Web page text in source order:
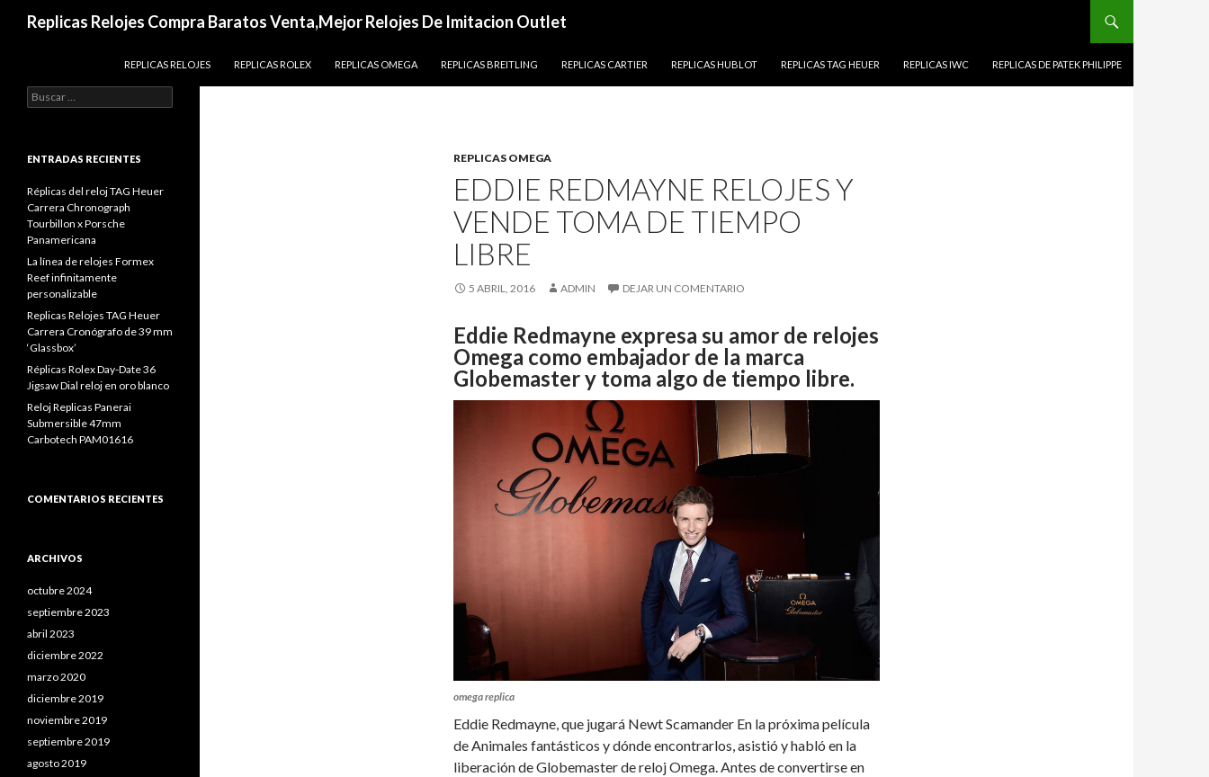
Replicas Relojes Compra Baratos Venta,Mejor Relojes De Imitacion Outlet
REPLICAS RELOJES
REPLICAS ROLEX REPLICAS OMEGA REPLICAS BREITLING REPLICAS CARTIER REPLICAS HUBLOT REPLICAS TAG HEUER REPLICAS IWC REPLICAS DE PATEK PHILIPPE
REPLICAS OMEGA
EDDIE REDMAYNE RELOJES Y
VENDE TOMA DE TIEMPO
LIBRE
5 ABRIL, 2016 ADMIN DEJAR UN COMENTARIO
Eddie Redmayne expresa su amor de relojes
Omega como embajador de la marca
Globemaster y toma algo de tiempo libre.
omega replica
Eddie Redmayne, que jugará Newt Scamander En la próxima película
de Animales fantásticos y dónde encontrarlos, asistió y habló en la
liberación de Globemaster de reloj Omega. Antes de convertirse en
Buscar:
ENTRADAS RECIENTES
Réplicas del reloj TAG Heuer
Carrera Chronograph
Tourbillon x Porsche
Panamericana
La línea de relojes Formex
Reef infinitamente
personalizable
Replicas Relojes TAG Heuer
Carrera Cronógrafo de 39 mm
‘Glassbox’
Réplicas Rolex Day-Date 36
Jigsaw Dial reloj en oro blanco
Reloj Replicas Panerai
Submersible 47mm
Carbotech PAM01616
COMENTARIOS RECIENTES
ARCHIVOS
octubre 2024
septiembre 2023
abril 2023
diciembre 2022
marzo 2020
diciembre 2019
noviembre 2019
septiembre 2019
agosto 2019